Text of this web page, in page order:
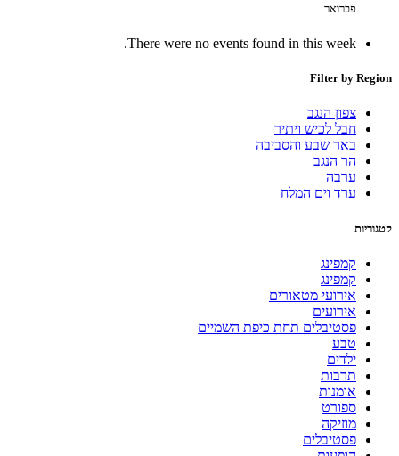
פברואר
There were no events found in this week.
Filter by Region
צפון הנגב
חבל לכיש ויתיר
באר שבע והסביבה
הר הנגב
ערבה
ערד וים המלח
קטגוריות
קמפינג
קמפינג
אירועי מטאורים
אירועים
פסטיבלים תחת כיפת השמיים
טבע
ילדים
תרבות
אומנות
ספורט
מוזיקה
פסטיבלים